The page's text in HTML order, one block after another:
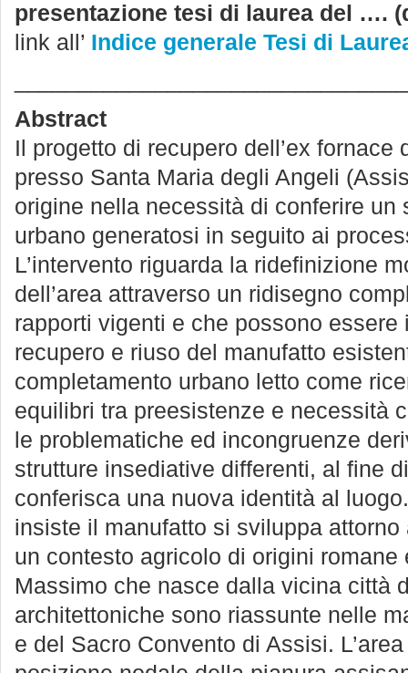
presentazione tesi di laurea del ….
link all’ Indice generale Tesi di
Abstract
Il progetto di recupero dell’ex
presso Santa Maria degli Angeli
origine nella necessità di conferire un
urbano generatosi in seguito ai
L’intervento riguarda la ridefinizione
dell’area attraverso un ridisegno
rapporti vigenti e che possono
recupero e riuso del manufatto
completamento urbano letto come
equilibri tra preesistenze e necessità
le problematiche ed incongruenze
strutture insediative differenti, al fine
conferisca una nuova identità al
insiste il manufatto si sviluppa
un contesto agricolo di origini romane
Massimo che nasce dalla vicina città
architettoniche sono riassunte nelle
e del Sacro Convento di Assisi.